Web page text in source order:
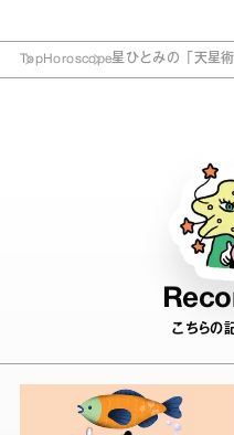
TopHoroscope星ひとみの「天星
こちらの